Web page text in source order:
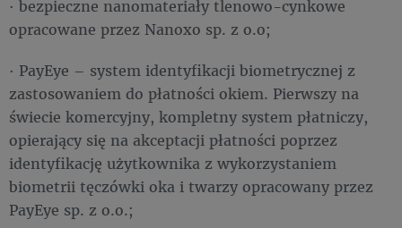
· bezpieczne nanomateriały tlenowo-cynkowe
opracowane przez Nanoxo sp. z o.o;
· PayEye – system identyfikacji biometrycznej z
zastosowaniem do płatności okiem. Pierwszy na
świecie komercyjny, kompletny system płatniczy,
opierający się na akceptacji płatności poprzez
identyfikację użytkownika z wykorzystaniem
biometrii tęczówki oka i twarzy opracowany przez
PayEye sp. z o.o.;